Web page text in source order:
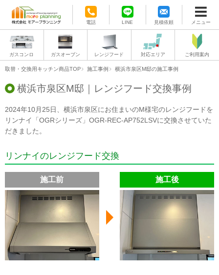
電話 LINE 見積依頼 メニュー
ガスコンロ ガスオーブン レンジフード 対応エリア ご利用案内
取替・交換用キッチン商品TOP 施工事例 横浜市泉区M邸の施工事例
横浜市泉区M邸｜レンジフード交換事例
2024年10月25日、横浜市泉区にお住まいのM様宅のレンジフードを
リンナイ「OGRシリーズ」OGR-REC-AP752LSVに交換させていた
だきました。
リンナイのレンジフード交換
施工前 施工後